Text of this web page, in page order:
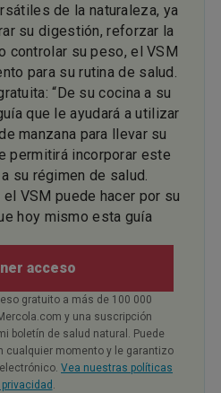
de la naturaleza, ya
su digestión, reforzar la
controlar su peso, el VSM
para su rutina de salud.
“De su cocina a su
que le ayudará a utilizar
manzana para llevar su
permitirá incorporar este
su régimen de salud.
VSM puede hacer por su
hoy mismo esta guía
acceso
gratuito a más de 100 000
y una suscripción
boletín de salud natural. Puede
cualquier momento y le garantizo
Vea nuestras políticas
privacidad .